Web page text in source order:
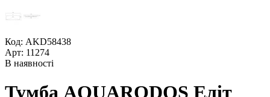
Код: AKD58438
Арт: 11274
В наявності
Тумба AQUARODOS Еліт